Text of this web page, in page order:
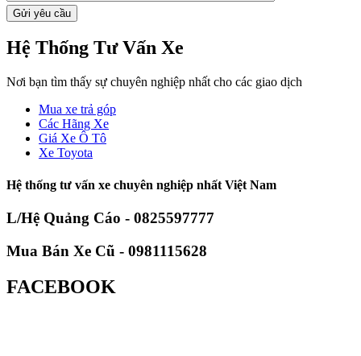
Hệ Thống Tư Vấn Xe
Nơi bạn tìm thấy sự chuyên nghiệp nhất cho các giao dịch
Mua xe trả góp
Các Hãng Xe
Giá Xe Ô Tô
Xe Toyota
Hệ thống tư vấn xe chuyên nghiệp nhất Việt Nam
L/Hệ Quảng Cáo - 0825597777
Mua Bán Xe Cũ - 0981115628
FACEBOOK